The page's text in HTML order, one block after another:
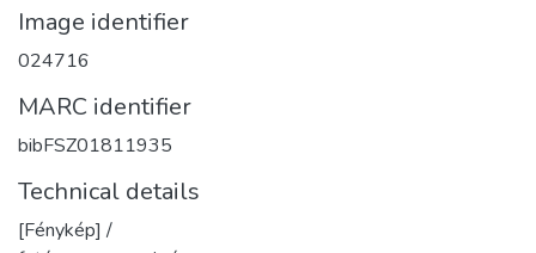
Image identifier
024716
MARC identifier
bibFSZ01811935
Technical details
[Fénykép] /